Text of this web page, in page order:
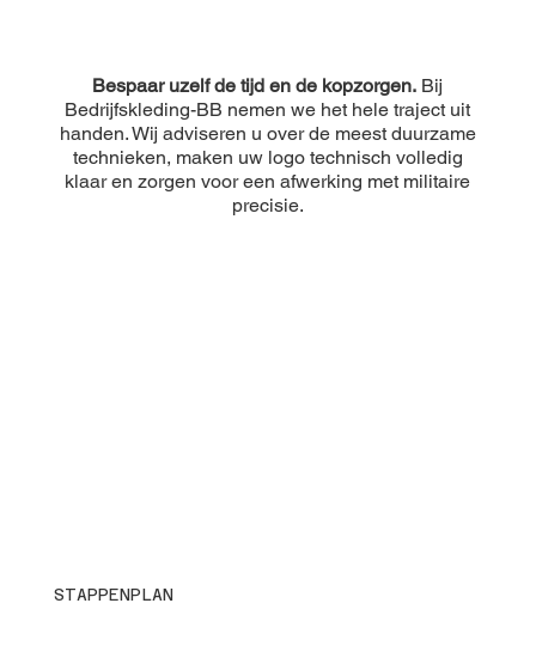
STAPPENPLAN
Bespaar uzelf de tijd en de kopzorgen. Bij
Bedrijfskleding-BB nemen we het hele traject uit
handen. Wij adviseren u over de meest duurzame
technieken, maken uw logo technisch volledig
klaar en zorgen voor een afwerking met militaire
precisie.